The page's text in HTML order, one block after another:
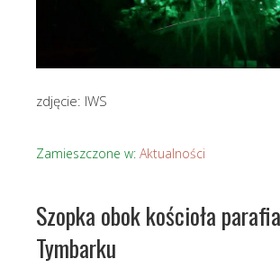
zdjęcie: IWS
Zamieszczone w: Aktualności
Szopka obok kościoła
Tymbarku